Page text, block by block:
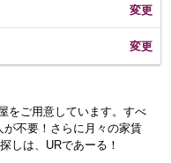
変更
変更
をご用意しています。すべ
不要！さらに月々の家賃
しは、URであーる！